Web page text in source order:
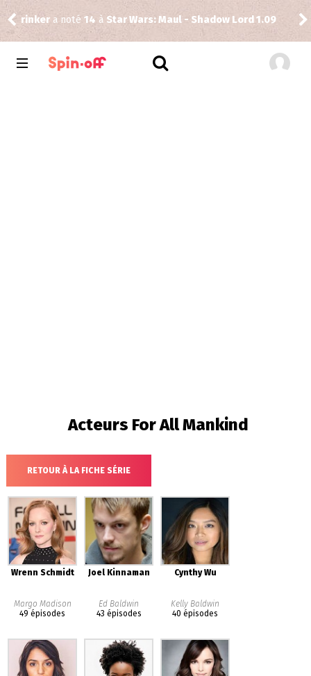
rinker a noté 14 à Star Wars: Maul - Shadow Lord 1.09
Acteurs For All Mankind
RETOUR À LA FICHE SÉRIE
Wrenn Schmidt
Margo Madison
49 épisodes
Joel Kinnaman
Ed Baldwin
43 épisodes
Cynthy Wu
Kelly Baldwin
40 épisodes